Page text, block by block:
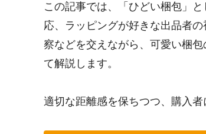
この記事では、「ひどい梱包」
応、ラッピングが好きな出品者
察などを交えながら、可愛い梱
て解説します。
適切な距離感を保ちつつ、購入